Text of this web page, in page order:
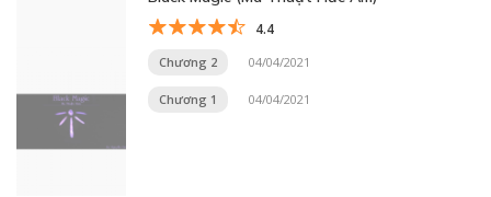
4.4
Chương 2 04/04/2021
Chương 1 04/04/2021